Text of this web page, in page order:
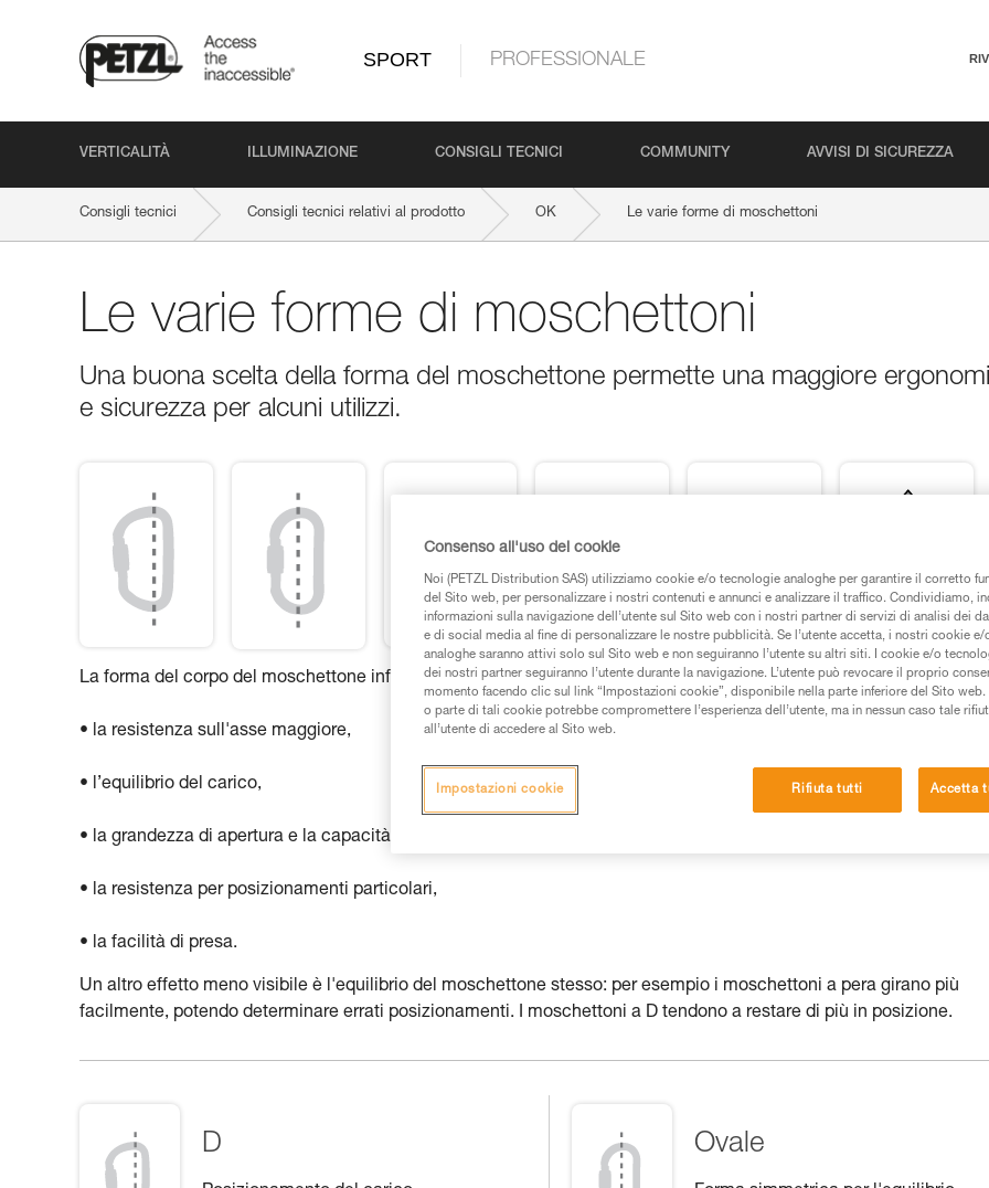
SPORT PROFESSIONALE
VERTICALITÀ ILLUMINAZIONE CONSIGLI TECNICI COMMUNITY AVVISI DI SICUREZZA
Consigli tecnici Consigli tecnici relativi al prodotto OK Le varie forme di moschettoni
Le varie forme di moschettoni
Una buona scelta della forma del moschettone permette una maggiore
e sicurezza per alcuni utilizzi.
La forma del corpo del moschettone influisce su:
• la resistenza sull'asse maggiore,
• l’equilibrio del carico,
• la grandezza di apertura e la capacità,
• la resistenza per posizionamenti particolari,
• la facilità di presa.
Un altro effetto meno visibile è l'equilibrio del moschettone stesso: per esempio i moschettoni a pera girano più
facilmente, potendo determinare errati posizionamenti. I moschettoni a D tendono a restare di più in posizione.
D Ovale
Consenso all'uso dei cookie
Noi (PETZL Distribution SAS) utilizziamo cookie e/o tecnologie analoghe per garantire il corretto
del Sito web, per personalizzare i nostri contenuti e annunci e analizzare il traffico. Condividiamo,
informazioni sulla navigazione dell’utente sul Sito web con i nostri partner di servizi di analisi dei
e di social media al fine di personalizzare le nostre pubblicità. Se l’utente accetta, i nostri cookie
analoghe saranno attivi solo sul Sito web e non seguiranno l’utente su altri siti. I cookie e/o
dei nostri partner seguiranno l’utente durante la navigazione. L’utente può revocare il proprio
momento facendo clic sul link “Impostazioni cookie”, disponibile nella parte inferiore del Sito
o parte di tali cookie potrebbe compromettere l’esperienza dell’utente, ma in nessun caso tale
all’utente di accedere al Sito web.
Rifiuta tutti Accetta
Impostazioni cookie